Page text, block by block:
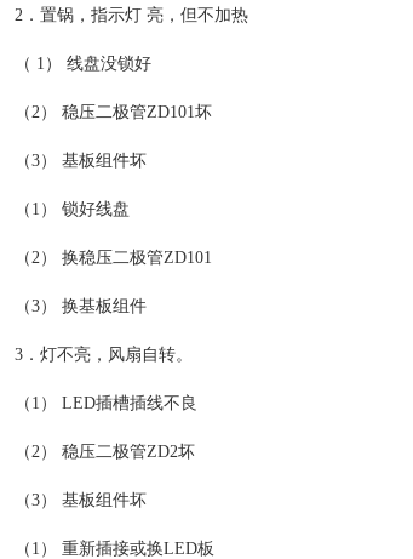
2．置锅，指示灯 亮，但不加热
（ 1） 线盘没锁好
（2） 稳压二极管ZD101坏
（3） 基板组件坏
（1） 锁好线盘
（2） 换稳压二极管ZD101
（3） 换基板组件
3．灯不亮，风扇自转。
（1） LED插槽插线不良
（2） 稳压二极管ZD2坏
（3） 基板组件坏
（1） 重新插接或换LED板